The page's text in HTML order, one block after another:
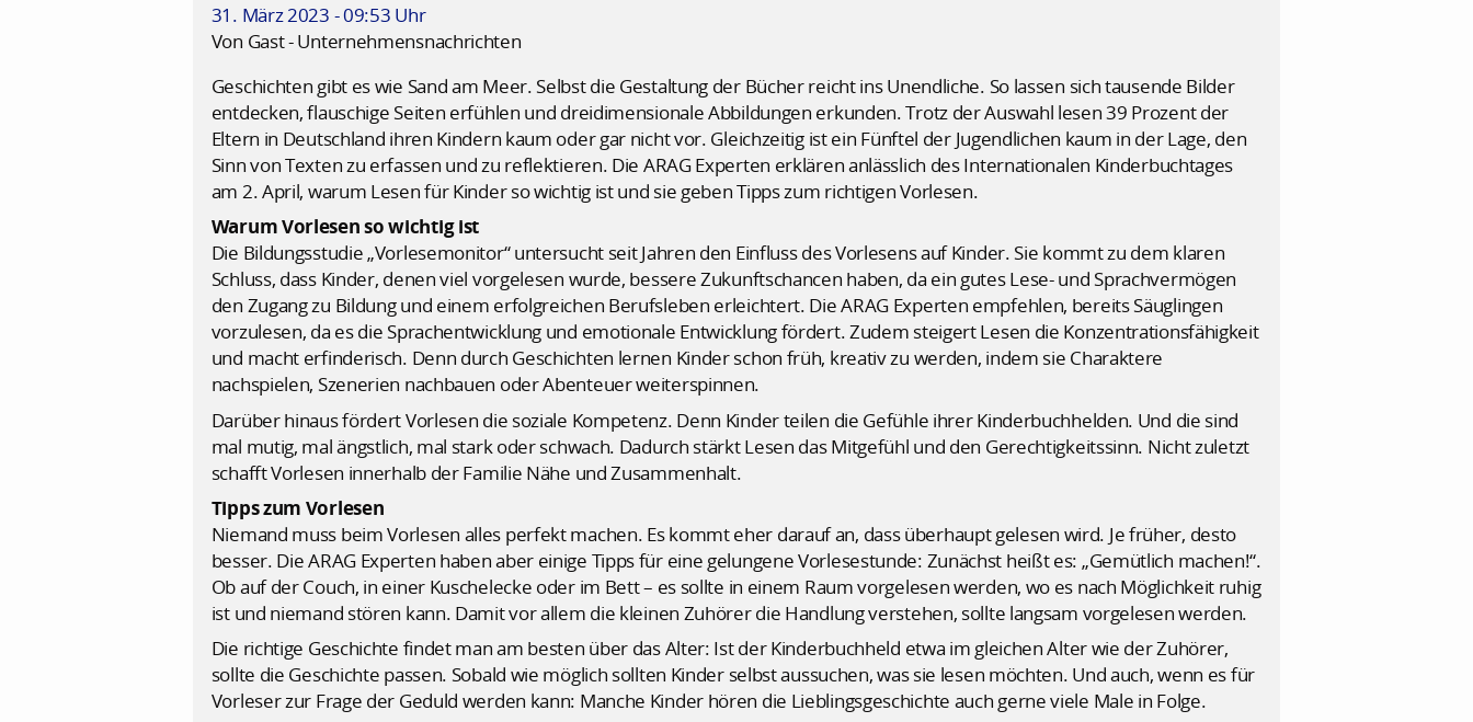
31. März 2023 - 09:53 Uhr
Von Gast - Unternehmensnachrichten
Geschichten gibt es wie Sand am Meer. Selbst die Gestaltung der Bücher reicht ins Unendliche. So lassen sich tausende Bilder
entdecken, flauschige Seiten erfühlen und dreidimensionale Abbildungen erkunden. Trotz der Auswahl lesen 39 Prozent der
Eltern in Deutschland ihren Kindern kaum oder gar nicht vor. Gleichzeitig ist ein Fünftel der Jugendlichen kaum in der Lage, den
Sinn von Texten zu erfassen und zu reflektieren. Die ARAG Experten erklären anlässlich des Internationalen Kinderbuchtages
am 2. April, warum Lesen für Kinder so wichtig ist und sie geben Tipps zum richtigen Vorlesen.
Warum Vorlesen so wichtig ist
Die Bildungsstudie „Vorlesemonitor“ untersucht seit Jahren den Einfluss des Vorlesens auf Kinder. Sie kommt zu dem klaren
Schluss, dass Kinder, denen viel vorgelesen wurde, bessere Zukunftschancen haben, da ein gutes Lese- und Sprachvermögen
den Zugang zu Bildung und einem erfolgreichen Berufsleben erleichtert. Die ARAG Experten empfehlen, bereits Säuglingen
vorzulesen, da es die Sprachentwicklung und emotionale Entwicklung fördert. Zudem steigert Lesen die Konzentrationsfähigkeit
und macht erfinderisch. Denn durch Geschichten lernen Kinder schon früh, kreativ zu werden, indem sie Charaktere
nachspielen, Szenerien nachbauen oder Abenteuer weiterspinnen.
Darüber hinaus fördert Vorlesen die soziale Kompetenz. Denn Kinder teilen die Gefühle ihrer Kinderbuchhelden. Und die sind
mal mutig, mal ängstlich, mal stark oder schwach. Dadurch stärkt Lesen das Mitgefühl und den Gerechtigkeitssinn. Nicht zuletzt
schafft Vorlesen innerhalb der Familie Nähe und Zusammenhalt.
Tipps zum Vorlesen
Niemand muss beim Vorlesen alles perfekt machen. Es kommt eher darauf an, dass überhaupt gelesen wird. Je früher, desto
besser. Die ARAG Experten haben aber einige Tipps für eine gelungene Vorlesestunde: Zunächst heißt es: „Gemütlich machen!“.
Ob auf der Couch, in einer Kuschelecke oder im Bett – es sollte in einem Raum vorgelesen werden, wo es nach Möglichkeit ruhig
ist und niemand stören kann. Damit vor allem die kleinen Zuhörer die Handlung verstehen, sollte langsam vorgelesen werden.
Die richtige Geschichte findet man am besten über das Alter: Ist der Kinderbuchheld etwa im gleichen Alter wie der Zuhörer,
sollte die Geschichte passen. Sobald wie möglich sollten Kinder selbst aussuchen, was sie lesen möchten. Und auch, wenn es für
Vorleser zur Frage der Geduld werden kann: Manche Kinder hören die Lieblingsgeschichte auch gerne viele Male in Folge.